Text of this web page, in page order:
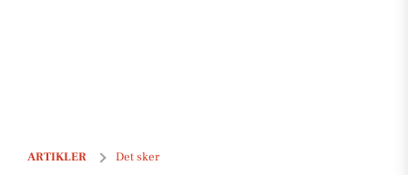
ARTIKLER Det sker
Lær trykhenkogningens ædle kunst i Herlufmagle